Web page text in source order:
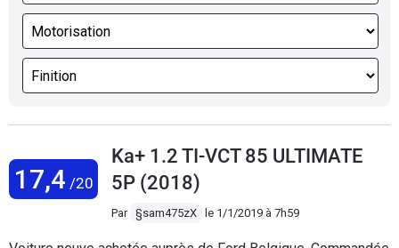
17,4 /20
Ka+ 1.2 TI-VCT 85 ULTIMATE
5P (2018)
Par §sam475zX le 1/1/2019 à 7h59